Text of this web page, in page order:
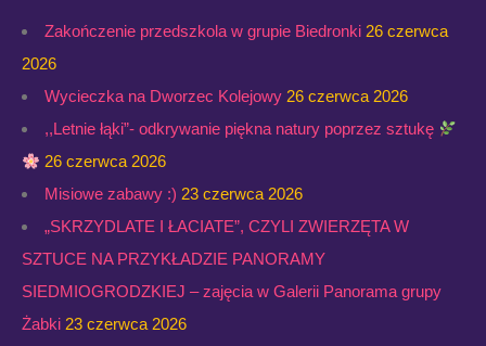
Zakończenie przedszkola w grupie Biedronki 26 czerwca
2026
Wycieczka na Dworzec Kolejowy 26 czerwca 2026
,,Letnie łąki”- odkrywanie piękna natury poprzez sztukę
26 czerwca 2026
Misiowe zabawy :) 23 czerwca 2026
„SKRZYDLATE I ŁACIATE”, CZYLI ZWIERZĘTA W
SZTUCE NA PRZYKŁADZIE PANORAMY
SIEDMIOGRODZKIEJ – zajęcia w Galerii Panorama grupy
Żabki 23 czerwca 2026